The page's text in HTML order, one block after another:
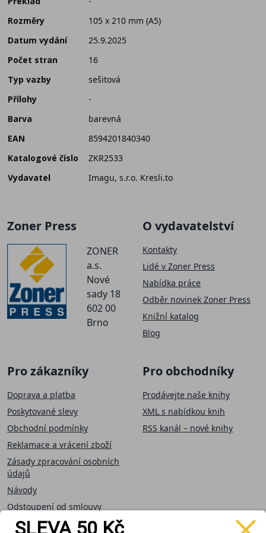
Rozměry
105 x 210 mm (A5)
Datum vydání
25.9.2025
Počet stran
16
Typ vazby
sešitová
Přílohy
-
Barva
barevná
EAN
8594201840340
Katalogové číslo
ZKR2533
Vydavatel
Imagu, s.r.o. Kresli.to
Zoner Press
ZONER
a.s.
Nové
sady 18
602 00
Brno
O vydavatelství
Kontakty
Lidé v Zoner Press
Nabídka práce
Odběr novinek Zoner Press
Knižní katalog
Blog
Pro zákazníky
Doprava a platba
Poskytované slevy
Obchodní podmínky
Reklamace a vrácení zboží
Zásady zpracování osobních
údajů
Návody
Odstoupení od smlouvy
Pro obchodníky
Prodávejte naše knihy
XML s nabídkou knih
RSS kanál – nové knihy
SLEVA 50 Kč